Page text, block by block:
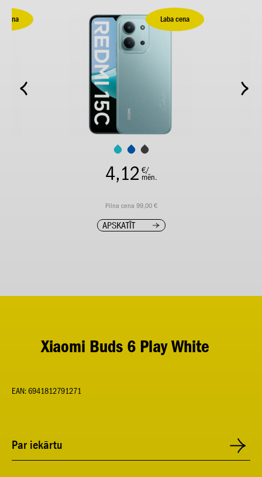
cena Laba cena
4,12 €/
mēn.
Pilna cena 99,00 €
APSKATĪT
Xiaomi Buds 6 Play White
EAN: 6941812791271
Par iekārtu